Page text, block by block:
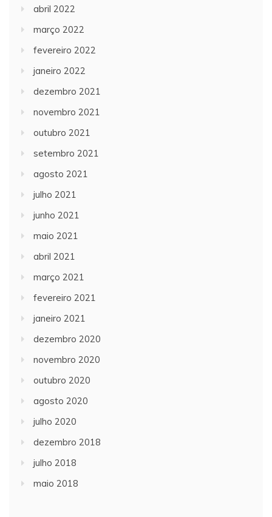
abril 2022
março 2022
fevereiro 2022
janeiro 2022
dezembro 2021
novembro 2021
outubro 2021
setembro 2021
agosto 2021
julho 2021
junho 2021
maio 2021
abril 2021
março 2021
fevereiro 2021
janeiro 2021
dezembro 2020
novembro 2020
outubro 2020
agosto 2020
julho 2020
dezembro 2018
julho 2018
maio 2018